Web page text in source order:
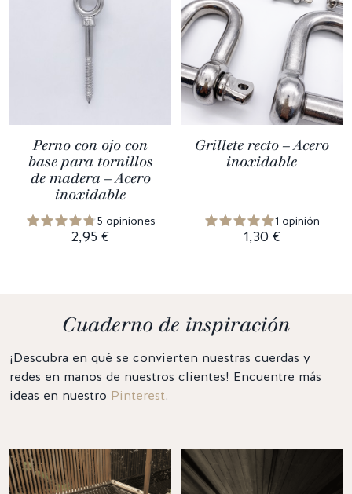
Perno con ojo con
base para tornillos
de madera – Acero
inoxidable
5 opiniones
2,95 €
Grillete recto – Acero
inoxidable
1 opinión
1,30 €
Cuaderno de inspiración
¡Descubra en qué se convierten nuestras cuerdas y
redes en manos de nuestros clientes! Encuentre más
ideas en nuestro Pinterest.